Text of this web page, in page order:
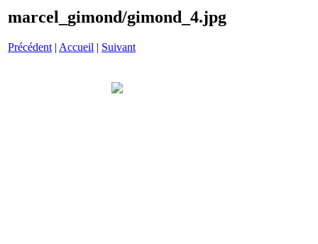
marcel_gimond/gimond_4.jpg
Précédent | Accueil | Suivant